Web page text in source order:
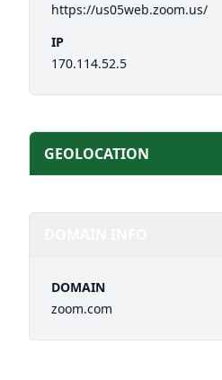
https://us05web.zoom.us/
IP
170.114.52.5
GEOLOCATION
DOMAIN
zoom.com